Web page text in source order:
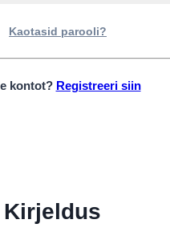
Kirjeldus
Kaotasid parooli?
kontot? Registreeri siin